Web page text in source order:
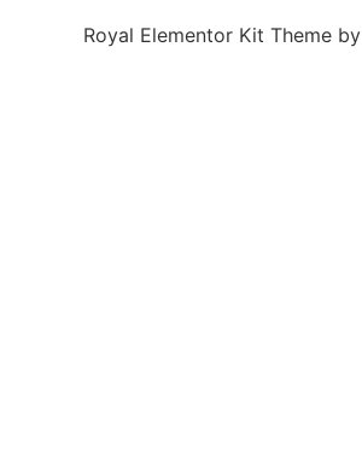
Royal Elementor Kit Theme by